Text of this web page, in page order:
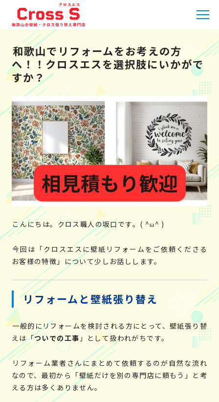
職人日記»和歌山でリフォームをお考えの方へ！！
クロスエスを選択肢にいかがですか？
和歌山でリフォームをお考えの方
へ！！クロスエスを選択肢にいかがで
すか？
こんにちは。クロス職人の坂口です。( ^ω^ )
今回は「クロスエスに壁紙リフォームをご依頼くださる
お客様の特徴」について少しお話しします。
リフォームと壁紙張り替え
一般的にリフォームを検討される方にとって、壁紙張り替
えは「ついでの工事 」として扱われがちです。
リフォーム業者さんにまとめて依頼するのが自然な流れ
なので、最初から「壁紙だけを別の専門店に頼もう」と考
える方は多くありません。